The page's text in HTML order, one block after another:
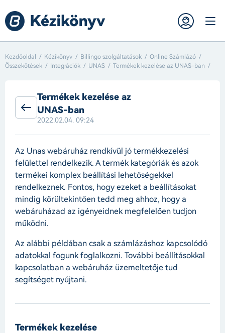
Kezdőoldal Kézikönyv Billingo szolgáltatások
Online Számlázó
Összekötések
Integrációk UNAS Termékek kezelése az UNAS-ban
Termékek kezelése az
UNAS-ban
2022.02.04. 09:24
Az Unas webáruház rendkívül jó termékkezelési
felülettel rendelkezik. A termék kategóriák és azok
termékei komplex beállítási lehetőségekkel
rendelkeznek. Fontos, hogy ezeket a beállításokat
mindig körültekintően tedd meg ahhoz, hogy a
webáruházad az igényeidnek megfelelően tudjon
működni.
Az alábbi példában csak a számlázáshoz kapcsolódó
adatokkal fogunk foglalkozni. További beállításokkal
kapcsolatban a webáruház üzemeltetője tud
segítséget nyújtani.
Termékek kezelése